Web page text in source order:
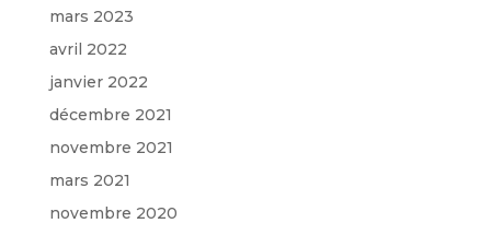
mars 2023
avril 2022
janvier 2022
décembre 2021
novembre 2021
mars 2021
novembre 2020